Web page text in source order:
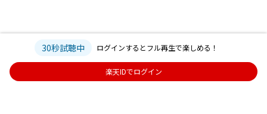
30秒試聴中 ログインするとフル再生で楽しめる！
楽天IDでログイン